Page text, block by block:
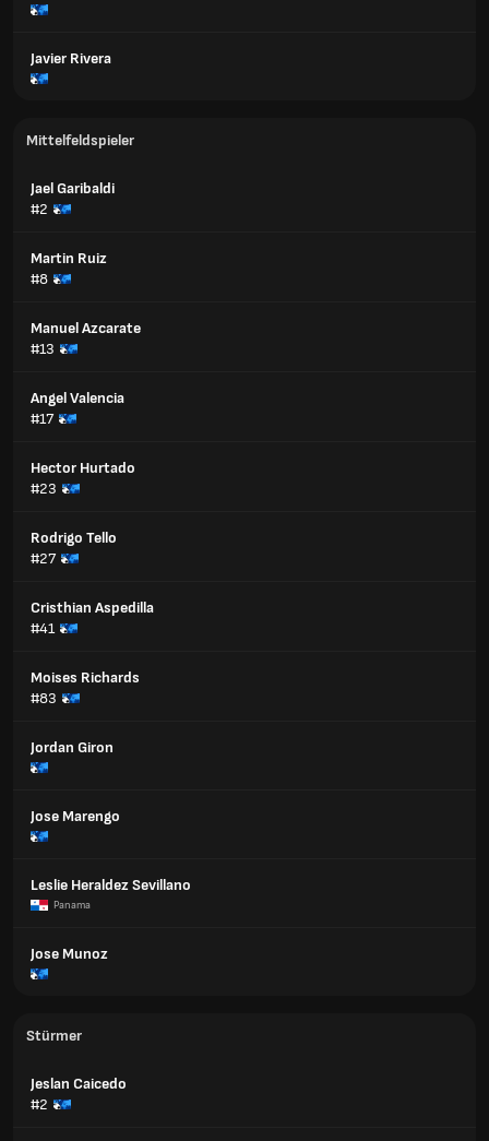
Javier Rivera
Mittelfeldspieler
Jael Garibaldi
#2
Martin Ruiz
#8
Manuel Azcarate
#13
Angel Valencia
#17
Hector Hurtado
#23
Rodrigo Tello
#27
Cristhian Aspedilla
#41
Moises Richards
#83
Jordan Giron
Jose Marengo
Leslie Heraldez Sevillano
Panama
Jose Munoz
Stürmer
Jeslan Caicedo
#2